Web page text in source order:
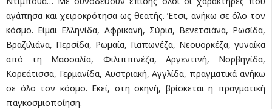
αγάπησα και χειροκρότησα ως θεατής. Έτσι, ανήκω σε όλο τον
κόσμο. Είμαι Ελληνίδα, Αφρικανή, Σύρια, Βενετσιάνα, Ρωσίδα,
Βραζιλιάνα, Περσίδα, Ρωμαία, Γιαπωνέζα, Νεοϋορκέζα, γυναίκα
από τη Μασσαλία, Φιλιππινέζα, Αργεντινή, Νορβηγίδα,
Κορεάτισσα, Γερμανίδα, Αυστριακή, Αγγλίδα, πραγματικά ανήκω
σε όλο τον κόσμο. Εκεί, στη σκηνή, βρίσκεται η πραγματική
παγκοσμιοποίηση.